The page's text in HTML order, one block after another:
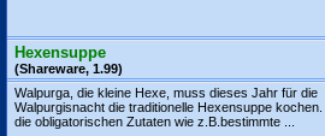
Hexensuppe
(Shareware, 1.99)
Walpurga, die kleine Hexe, muss dieses Jahr für die
Walpurgisnacht die traditionelle Hexensuppe
die obligatorischen Zutaten wie z.B.bestimmte ...